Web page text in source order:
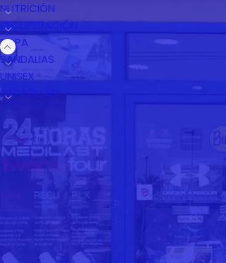
NUTRICIÓN
RECUPERACIÓN
ROPA
SANDALIAS
UNISEX
ZAPATILLAS
¡LO MÁS DESTACADO!
48,00 38,40
Aero JACKET